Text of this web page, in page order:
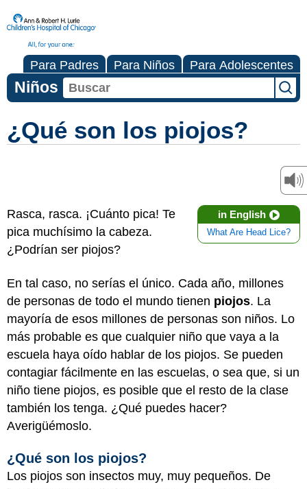
Para Padres Para Niños Para Adolescentes
Niños
¿Qué son los piojos?
in English
What Are Head Lice?
Rasca, rasca. ¡Cuánto pica! Te
pica muchísimo la cabeza.
¿Podrían ser piojos?
En tal caso, no serías el único. Cada año, millones
de personas de todo el mundo tienen piojos. La
mayoría de esos millones de personas son niños. Lo
más probable es que cualquier niño que vaya a la
escuela haya oído hablar de los piojos. Se pueden
contagiar fácilmente en las escuelas, o sea que, si un
niño tiene piojos, es posible que el resto de la clase
también los tenga. ¿Qué puedes hacer?
Averigüémoslo.
¿Qué son los piojos?
Los piojos son insectos muy, muy pequeños. De